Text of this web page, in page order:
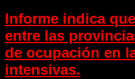
Informe indica
entre las
de ocupación en
intensivas.